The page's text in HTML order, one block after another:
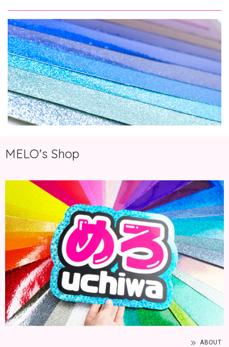
MELO's Shop
ABOUT